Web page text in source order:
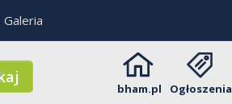
Galeria
bham.pl Ogłoszenia